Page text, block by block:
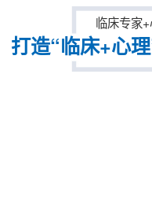
临床专家
打造“临床+心